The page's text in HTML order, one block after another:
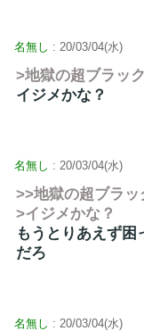
名無し : 20/03/04(水)
>地獄の超ブラッ
イジメかな？
名無し : 20/03/04(水)
>>地獄の超ブラ
>イジメかな？
もうとりあえず
だろ
名無し : 20/03/04(水)